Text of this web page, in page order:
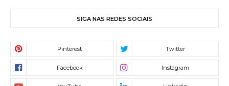
SIGA NAS REDES SOCIAIS